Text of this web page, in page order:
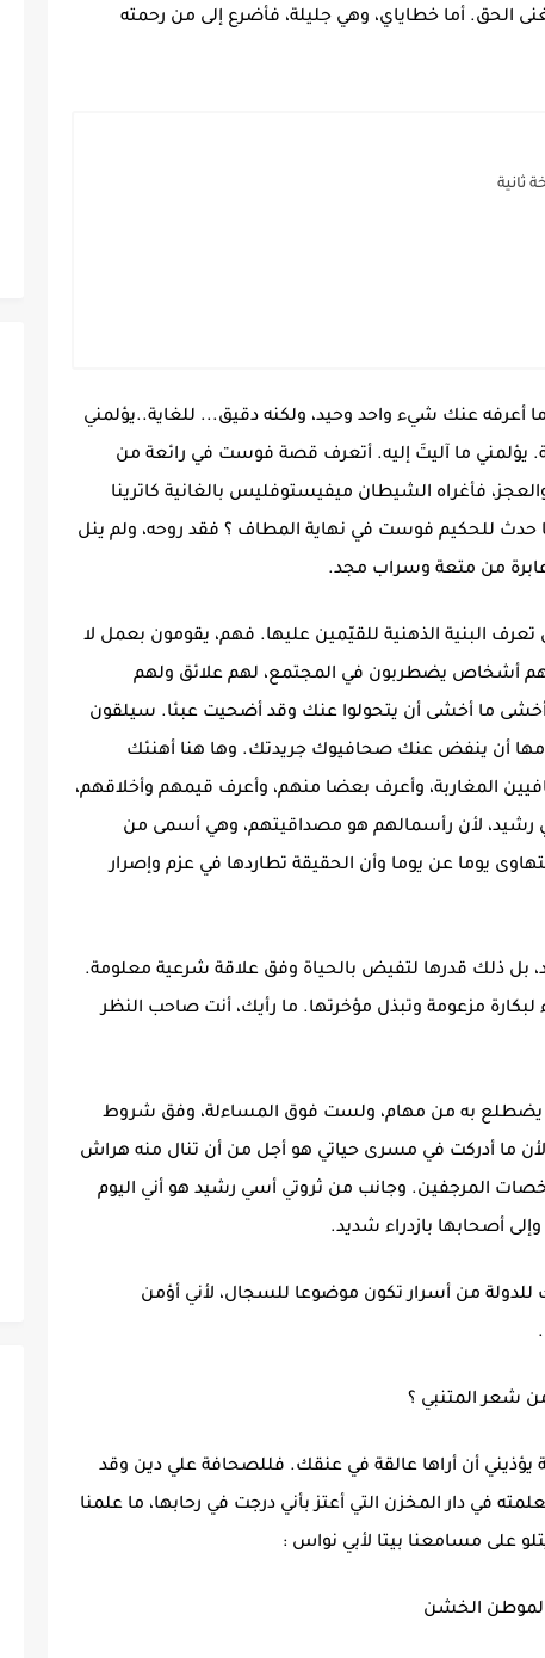
الحق. أما خطاياي، وهي جليلة، فأضرع إلى من رحمته
ثانية
عنك شيء واحد وحيد، ولكنه دقيق... للغاية..يؤلمني
يؤلمني ما آليتَ إليه. أتعرف قصة فوست في رائعة من
فأغراه الشيطان ميفيستوفليس بالغانية كاترينا
حدث للحكيم فوست في نهاية المطاف ؟ فقد روحه، ولم ينل
عابرة من متعة وسراب مجد.
البنية الذهنية للقيّمين عليها. فهم، يقومون بعمل لا
أشخاص يضطربون في المجتمع، لهم علائق ولهم
ما أخشى أن يتحولوا عنك وقد أضحيت عبئا. سيلقون
أن ينفض عنك صحافيوك جريدتك. وها هنا أهنئك
المغاربة، وأعرف بعضا منهم، وأعرف قيمهم وأخلاقهم،
لأن رأسمالهم هو مصداقيتهم، وهي أسمى من
يوما عن يوما وأن الحقيقة تطاردها في عزم وإصرار
ذلك قدرها لتفيض بالحياة وفق علاقة شرعية معلومة.
مزعومة وتبذل مؤخرتها. ما رأيك، أنت صاحب النظر
يضطلع به من مهام، ولست فوق المساءلة، وفق شروط
لأن ما أدركت في مسرى حياتي هو أجل من أن تنال منه هراش
المرجفين. وجانب من ثروتي أسي رشيد هو أني اليوم
أصحابها بازدراء شديد.
للدولة من أسرار تكون موضوعا للسجال، لأني أؤمن
شعر المتنبي ؟
يؤذيني أن أراها عالقة في عنقك. فللصحافة علي دين وقد
في دار المخزن التي أعتز بأني درجت في رحابها، ما علمنا
على مسامعنا بيتا لأبي نواس :
الموطن الخشن